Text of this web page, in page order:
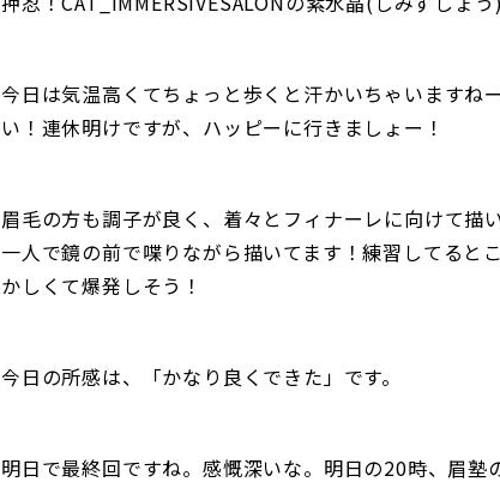
今日は気温高くてちょっと歩くと汗かいちゃいますね
い！連休明けですが、ハッピーに行きましょー！
眉毛の方も調子が良く、着々とフィナーレに向けて描
一人で鏡の前で喋りながら描いてます！練習してると
かしくて爆発しそう！
今日の所感は、「かなり良くできた」です。
明日で最終回ですね。感慨深いな。明日の20時、眉塾